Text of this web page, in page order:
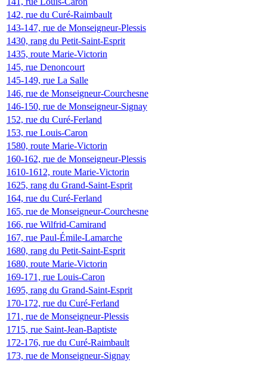
142, rue du Curé-Raimbault
143-147, rue de Monseigneur-Plessis
1430, rang du Petit-Saint-Esprit
1435, route Marie-Victorin
145, rue Denoncourt
145-149, rue La Salle
146, rue de Monseigneur-Courchesne
146-150, rue de Monseigneur-Signay
152, rue du Curé-Ferland
153, rue Louis-Caron
1580, route Marie-Victorin
160-162, rue de Monseigneur-Plessis
1610-1612, route Marie-Victorin
1625, rang du Grand-Saint-Esprit
164, rue du Curé-Ferland
165, rue de Monseigneur-Courchesne
166, rue Wilfrid-Camirand
167, rue Paul-Émile-Lamarche
1680, rang du Petit-Saint-Esprit
1680, route Marie-Victorin
169-171, rue Louis-Caron
1695, rang du Grand-Saint-Esprit
170-172, rue du Curé-Ferland
171, rue de Monseigneur-Plessis
1715, rue Saint-Jean-Baptiste
172-176, rue du Curé-Raimbault
173, rue de Monseigneur-Signay